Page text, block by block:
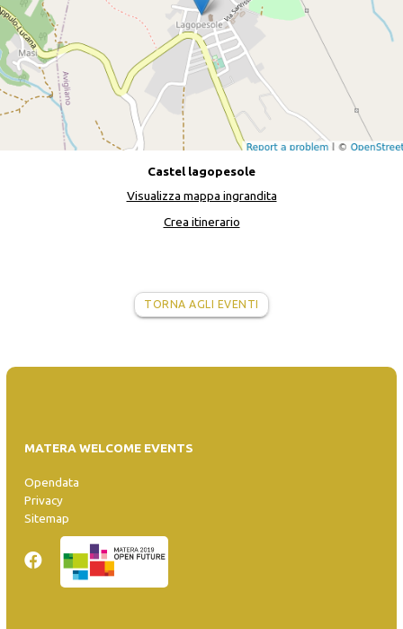
Castel lagopesole
Visualizza mappa ingrandita
Crea itinerario
TORNA AGLI EVENTI
MATERA WELCOME EVENTS
Opendata
Privacy
Sitemap